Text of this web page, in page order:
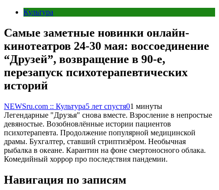
Культура
Самые заметные новинки онлайн-
кинотеатров 24-30 мая: воссоединение
“Друзей”, возвращение в 90-е,
перезапуск психотерапевтических
историй
NEWSru.com :: Культура5 лет спустя01 минуты
Легендарные "Друзья" снова вместе. Взросление в непростые
девяностые. Возобновлённые истории пациентов
психотерапевта. Продолжение популярной медицинской
драмы. Бухгалтер, ставший стриптизёром. Необычная
рыбалка в океане. Карантин на фоне смертоносного облака.
Комедийный хоррор про последствия пандемии.
Навигация по записям